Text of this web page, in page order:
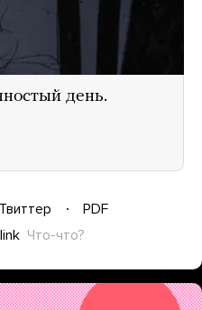
день.
Твиттер
PDF
Что-что?